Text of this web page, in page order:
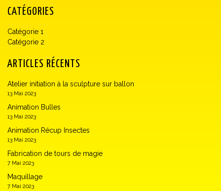
CATÉGORIES
Catégorie 1
Catégorie 2
ARTICLES RÉCENTS
Atelier initiation à la sculpture sur ballon
13 Mai 2023
Animation Bulles
13 Mai 2023
Animation Récup Insectes
13 Mai 2023
Fabrication de tours de magie
7 Mai 2023
Maquillage
7 Mai 2023